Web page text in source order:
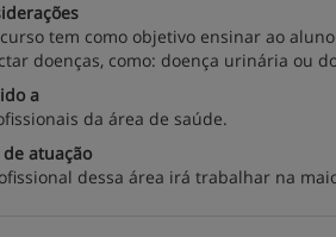
tem como objetivo ensinar ao
doenças, como: doença urinária ou
a
da área de saúde.
atuação
dessa área irá trabalhar na